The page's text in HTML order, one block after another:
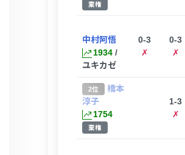
棄権
中村阿悟
1934 /
ユキカゼ
0-3
✗
0-3
✗
2位
橋本
淳子
1754
棄権
1-3
✗